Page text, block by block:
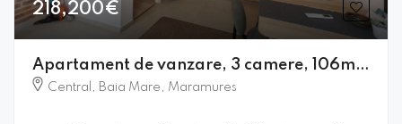
218,200€
Apartament de vanzare, 3 camere, 106mpc, Centru Vechi, comision 0%
Central, Baia Mare, Maramures